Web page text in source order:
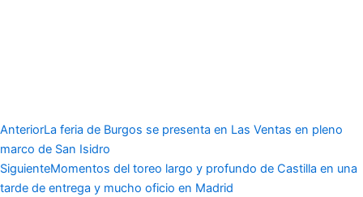
AnteriorLa feria de Burgos se presenta en Las Ventas en pleno
marco de San Isidro
SiguienteMomentos del toreo largo y profundo de Castilla en una
tarde de entrega y mucho oficio en Madrid